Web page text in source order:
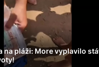
na pláži: More vyplavilo